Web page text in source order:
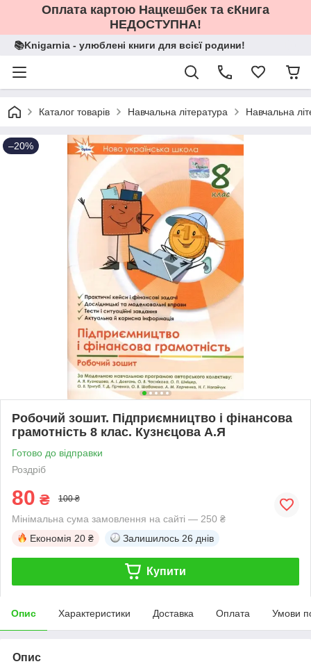
Оплата картою Нацкешбек та єКнига
НЕДОСТУПНА!
📚Knigarnia - улюблені книги для всієї родини!
Каталог товарів Навчальна література Навчальна
–20%
Робочий зошит. Підприємництво і фінансова
грамотність 8 клас. Кузнєцова А.Я
Готово до відправки
Роздріб
80 ₴ 100 ₴
Мінімальна сума замовлення на сайті — 250 ₴
Економія 20 ₴ Залишилось 26 днів
Купити
Опис Характеристики Доставка Оплата Умови
Опис